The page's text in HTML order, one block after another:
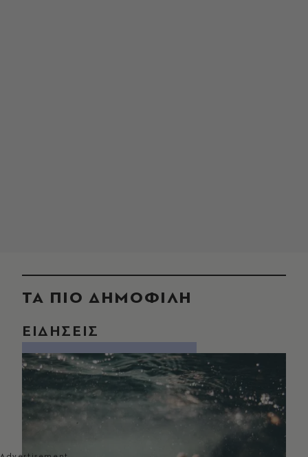
ΤΑ ΠΙΟ ΔΗΜΟΦΙΛΗ
ΕΙΔΗΣΕΙΣ